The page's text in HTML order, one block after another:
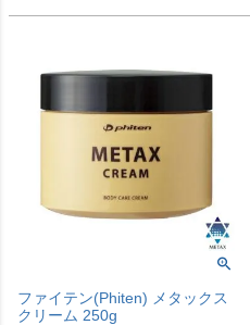
ファイテン(Phiten) メタックス
クリーム 250g